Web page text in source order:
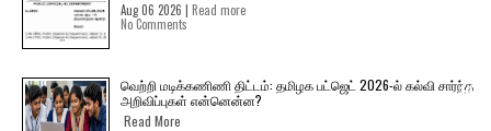
Aug 06 2026 | Read more
No Comments
வெற்றி மடிக்கணிணி திட்டம்: தமிழக பட்ஜெட் 2026-ல் கல்வி சார்ந்த
அறிவிப்புகள் என்னென்ன?
Read More